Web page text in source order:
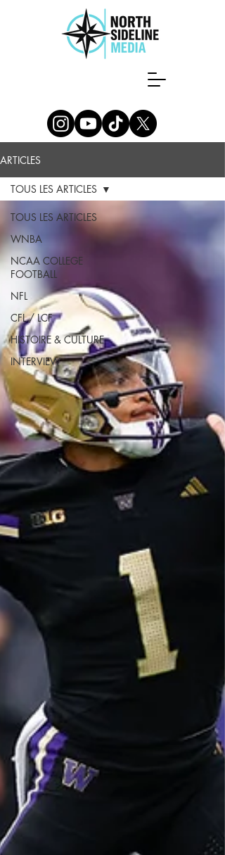
ARTICLES
TOUS LES ARTICLES
WNBA
NCAA COLLEGE
FOOTBALL
NFL
CFL / LCF
HISTOIRE & CULTURE
INTERVIEW
TOUS LES ARTICLES